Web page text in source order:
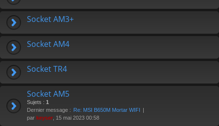
Socket AM3+
Socket AM4
Socket TR4
Socket AM5
Sujets : 1
Dernier message : Re: MSI B650M Mortar WIFI
par keyser , 15 mai 2023 00:58